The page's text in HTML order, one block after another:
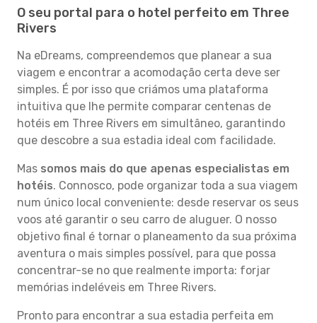
O seu portal para o hotel perfeito em Three
Rivers
Na eDreams, compreendemos que planear a sua
viagem e encontrar a acomodação certa deve ser
simples. É por isso que criámos uma plataforma
intuitiva que lhe permite comparar centenas de
hotéis em Three Rivers em simultâneo, garantindo
que descobre a sua estadia ideal com facilidade.
Mas somos mais do que apenas especialistas em
hotéis. Connosco, pode organizar toda a sua viagem
num único local conveniente: desde reservar os seus
voos até garantir o seu carro de aluguer. O nosso
objetivo final é tornar o planeamento da sua próxima
aventura o mais simples possível, para que possa
concentrar-se no que realmente importa: forjar
memórias indeléveis em Three Rivers.
Pronto para encontrar a sua estadia perfeita em